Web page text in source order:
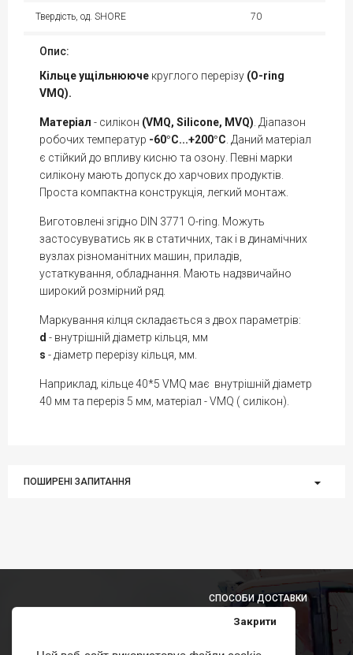
Закрити
Твердість, од. SHORE 70
Опис:
Кільцеущільнююче круглого перерізу (O-ring
VMQ).
Матеріал - силікон (VMQ, Silicone, MVQ) . Діапазон
робочих температур -60°С...+200°С . Даний матеріал
є стійкий до впливу кисню та озону. Певні марки
силікону мають допуск до харчових продуктів.
Проста компактна конструкція, легкий монтаж.
Виготовлені згідно DIN 3771 O-ring. Можуть
застосувуватись як в статичних, так і в динамічних
вузлах різноманітних машин, приладів,
устаткування, обладнання. Мають надзвичайно
широкий розмірний ряд.
Маркування кілця складається з двох параметрів:
d - внутрішній діаметр кільця, мм
s - діаметр перерізу кільця, мм.
Наприклад, кільце 40*5 VMQ має внутрішній діаметр
40 мм та переріз 5 мм, матеріал - VMQ ( силікон).
ПОШИРЕНІ ЗАПИТАННЯ
СПОСОБИ ДОСТАВКИ